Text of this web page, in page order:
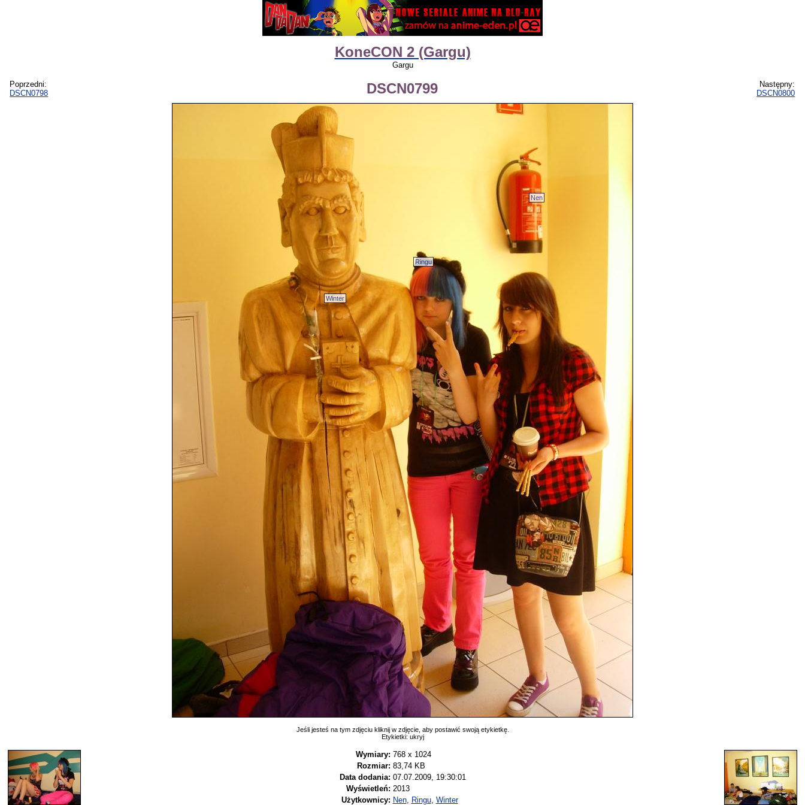
KoneCON 2 (Gargu)
Gargu
Poprzedni:
DSCN0798
DSCN0799
Następny:
DSCN0800
Nen
Ringu
Winter
Jeśli jesteś na tym zdjęciu kliknij w zdjęcie, aby postawić swoją etykietkę.
Etykietki: ukryj
Wymiary: 768 x 1024
Rozmiar: 83,74 KB
Data dodania: 07.07.2009, 19:30:01
Wyświetleń: 2013
Użytkownicy: Nen, Ringu, Winter